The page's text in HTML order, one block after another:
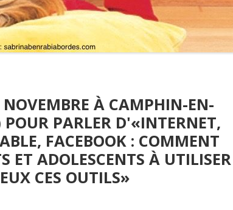
À CAMPHIN-EN-
PARLER D'«INTERNET,
FACEBOOK : COMMENT
ET ADOLESCENTS À UTILISER
CES OUTILS»